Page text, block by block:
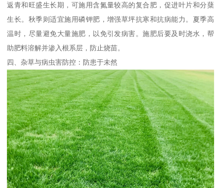
返青和旺盛生长期，可施用含氮量较高的复合肥，促进叶片和分蘖
生长。秋季则适宜施用磷钾肥，增强草坪抗寒和抗病能力。夏季高
温时，尽量避免大量施肥，以免引发病害。施肥后要及时浇水，帮
助肥料溶解并渗入根系层，防止烧苗。
四、杂草与病虫害防控：防患于未然